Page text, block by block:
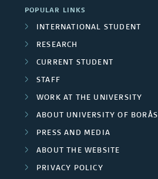
POPULAR LINKS
INTERNATIONAL STUDENT
RESEARCH
CURRENT STUDENT
STAFF
WORK AT THE UNIVERSITY
ABOUT UNIVERSITY OF BORÅS
PRESS AND MEDIA
ABOUT THE WEBSITE
PRIVACY POLICY